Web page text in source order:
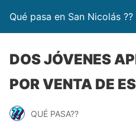
Qué pasa en San Nicolás ??
DOS JÓVENES
POR VENTA DE
QUÉ PASA??